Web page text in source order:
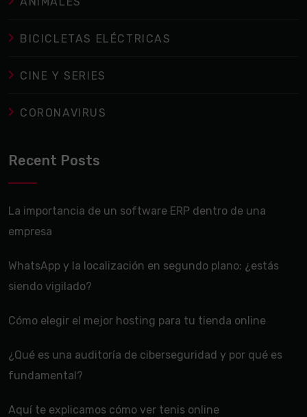
BICICLETAS ELÉCTRICAS
CINE Y SERIES
CORONAVIRUS
Recent Posts
La importancia de un software ERP dentro de una
empresa
WhatsApp y la localización en segundo plano: ¿estás
siendo vigilado?
Cómo elegir el mejor hosting para tu tienda online
¿Qué es una auditoría de ciberseguridad y por qué es
fundamental?
Aquí te explicamos cómo ver tenis online